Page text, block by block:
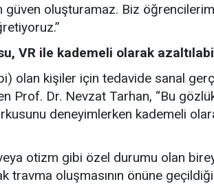
oluşturamaz. Biz
VR ile kademeli olarak
olan kişiler için tedavide sanal
Prof. Dr. Nevzat Tarhan, “Bu
deneyimlerken kademeli
otizm gibi özel durumu olan
travma oluşmasının önüne